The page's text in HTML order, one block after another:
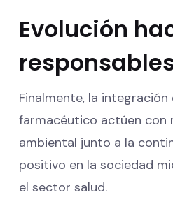
Evolución
Finalmente, la
farmacéutico actúen con
ambiental junto a la
positivo en la sociedad
el sector salud.